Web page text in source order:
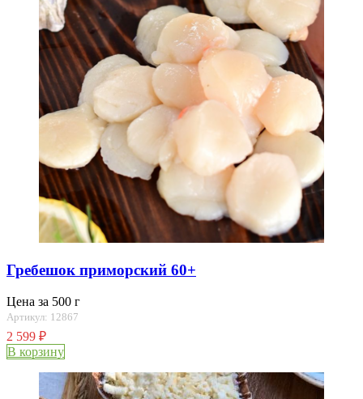
Гребешок приморский 60+
Цена за 500 г
Артикул: 12867
2 599 ₽
В корзину